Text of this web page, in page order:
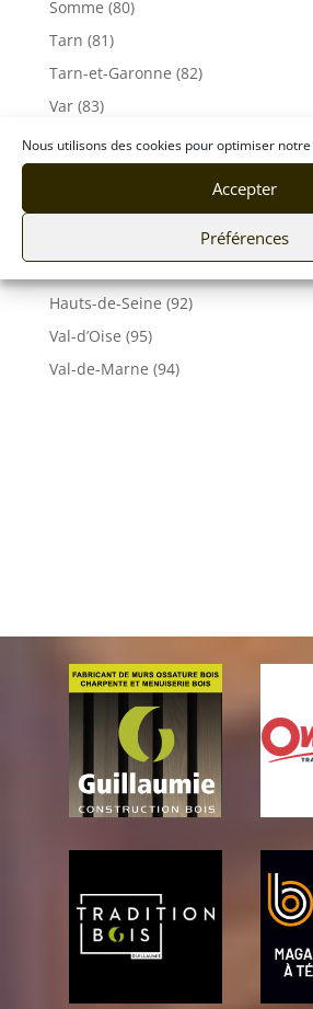
Nous utilisons des cookies pour optimiser
Accepter
Préférences
Somme (80)
Tarn (81)
Tarn-et-Garonne (82)
Var (83)
Vaucluse (84)
Hauts-de-Seine (92)
Val-d’Oise (95)
Val-de-Marne (94)